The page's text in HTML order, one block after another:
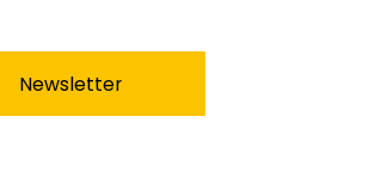
Newsletter